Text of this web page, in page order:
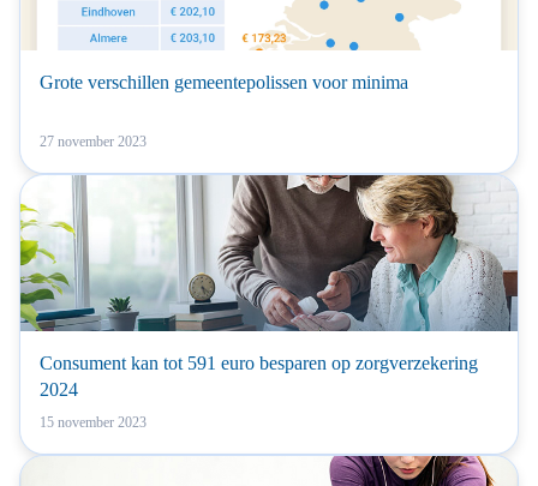
Grote verschillen gemeentepolissen voor minima
27 november 2023
Consument kan tot 591 euro besparen op zorgverzekering
2024
15 november 2023